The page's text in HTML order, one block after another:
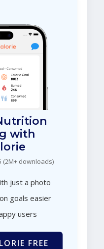
with
(2M+ downloads)
just a photo
goals easier
users
FREE